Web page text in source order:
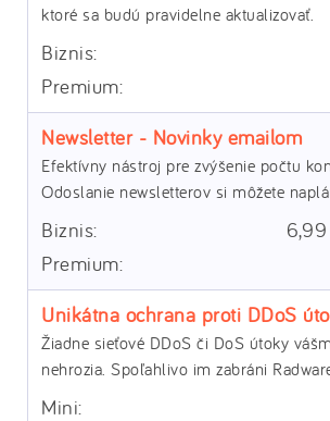
ktoré sa budú pravidelne aktualizovať.
Newsletter - Novinky emailom
Efektívny nástroj pre zvýšenie počtu
Odoslanie newsletterov si môžete
Unikátna ochrana proti DDoS
Žiadne sieťové DDoS či DoS útoky
nehrozia. Spoľahlivo im zabráni